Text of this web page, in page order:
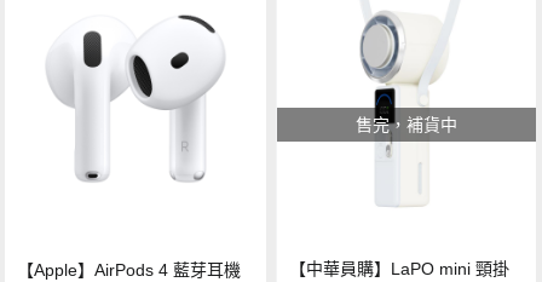
【Apple】AirPods 4 藍芽耳機
售完，補貨中
【中華員購】LaPO mini 頸掛